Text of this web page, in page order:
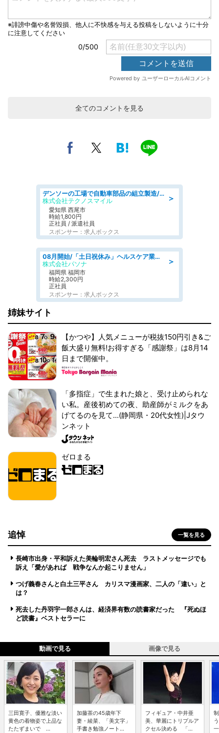
全てのコメントを見る
＞
デンソーの工場で自動車部品の組立製造/denso aichi
株式会社テクノスマイル
愛知県 西尾市
時給1,800円
正社員 / 派遣社員
スポンサー：求人ボックス
＞
08月開始/「土日祝休み」ヘルスケア業界の産業保健師/高時給/未経験OK/要資格:保健師、正看護師
株式会社パソナ
福岡県 福岡市
時給2,300円
正社員
スポンサー：求人ボックス
姉妹サイト
【かつや】人気メニューが税抜150円引き&ご
飯大盛り無料!お得すぎる「感謝祭」は8月14
日まで開催中。
「多指症」で生まれた娘と、受け止められな
い私。産後初めての夜、助産師がミルクをあ
げてるのを見て...(静岡県・20代女性)|Jタウ
ンネット
ゼロまる
追悼 一覧を見る
長崎市出身・平和訴えた美輪明宏さん死去 ラストメッセージでも
訴え「愛があれば 戦争なんか起こりません」
つげ義春さんと白土三平さん カリスマ漫画家、二人の「違い」と
は？
死去した丹羽宇一郎さんは、経済界有数の読書家だった 『死ぬほ
ど読書』ベストセラーに
動画で見る 画像で見る
三田寛子、優雅な淡い
黄色の着物姿で上品な
たたずまいで ...
加藤茶の45歳年下
妻・綾菜、「美文字」
手書き勉強ノート...
フィギュア・中井亜
美、華麗にトリプルア
クセル決める 「...